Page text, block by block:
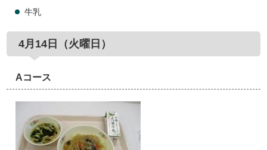
牛乳
4月14日（火曜日）
Aコース